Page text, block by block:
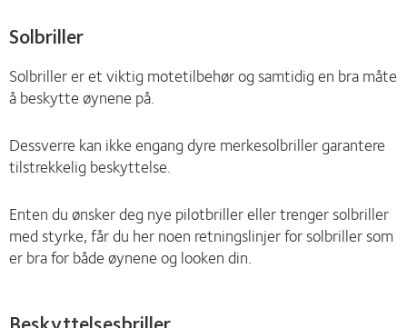
Solbriller
Solbriller er et viktig motetilbehør og samtidig en bra måte
å beskytte øynene på.
Dessverre kan ikke engang dyre merkesolbriller garantere
tilstrekkelig beskyttelse.
Enten du ønsker deg nye pilotbriller eller trenger solbriller
med styrke, får du her noen retningslinjer for solbriller som
er bra for både øynene og looken din.